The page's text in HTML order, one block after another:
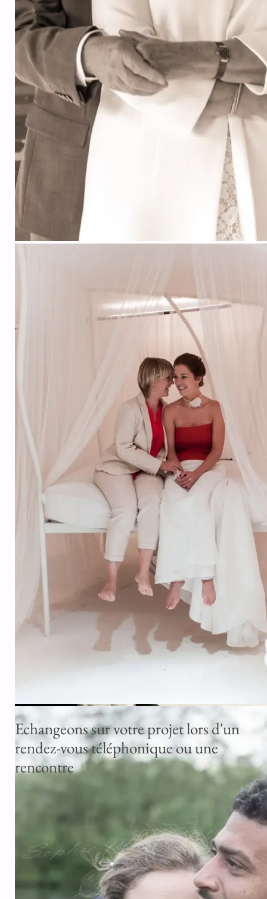
Séance photo couple femmes en studio à Saint-André-Lez-Lille :
moment complice capturé avec douceur et authenticité.
professionnelle, émotions naturelles, souvenirs inoubliables. Idéal
pour célébrer l’amour et immortaliser votre relation
Portrait parents avant naissance de bébé
Echangeons sur votre projet lors d'un
rendez-vous téléphonique ou une
rencontre